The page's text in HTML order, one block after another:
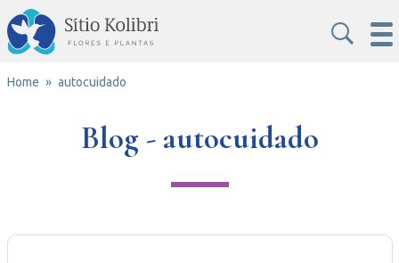
Home autocuidado
Blog - autocuidado